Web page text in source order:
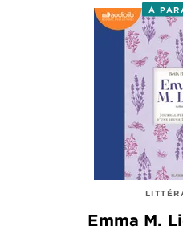
À
Emma M.